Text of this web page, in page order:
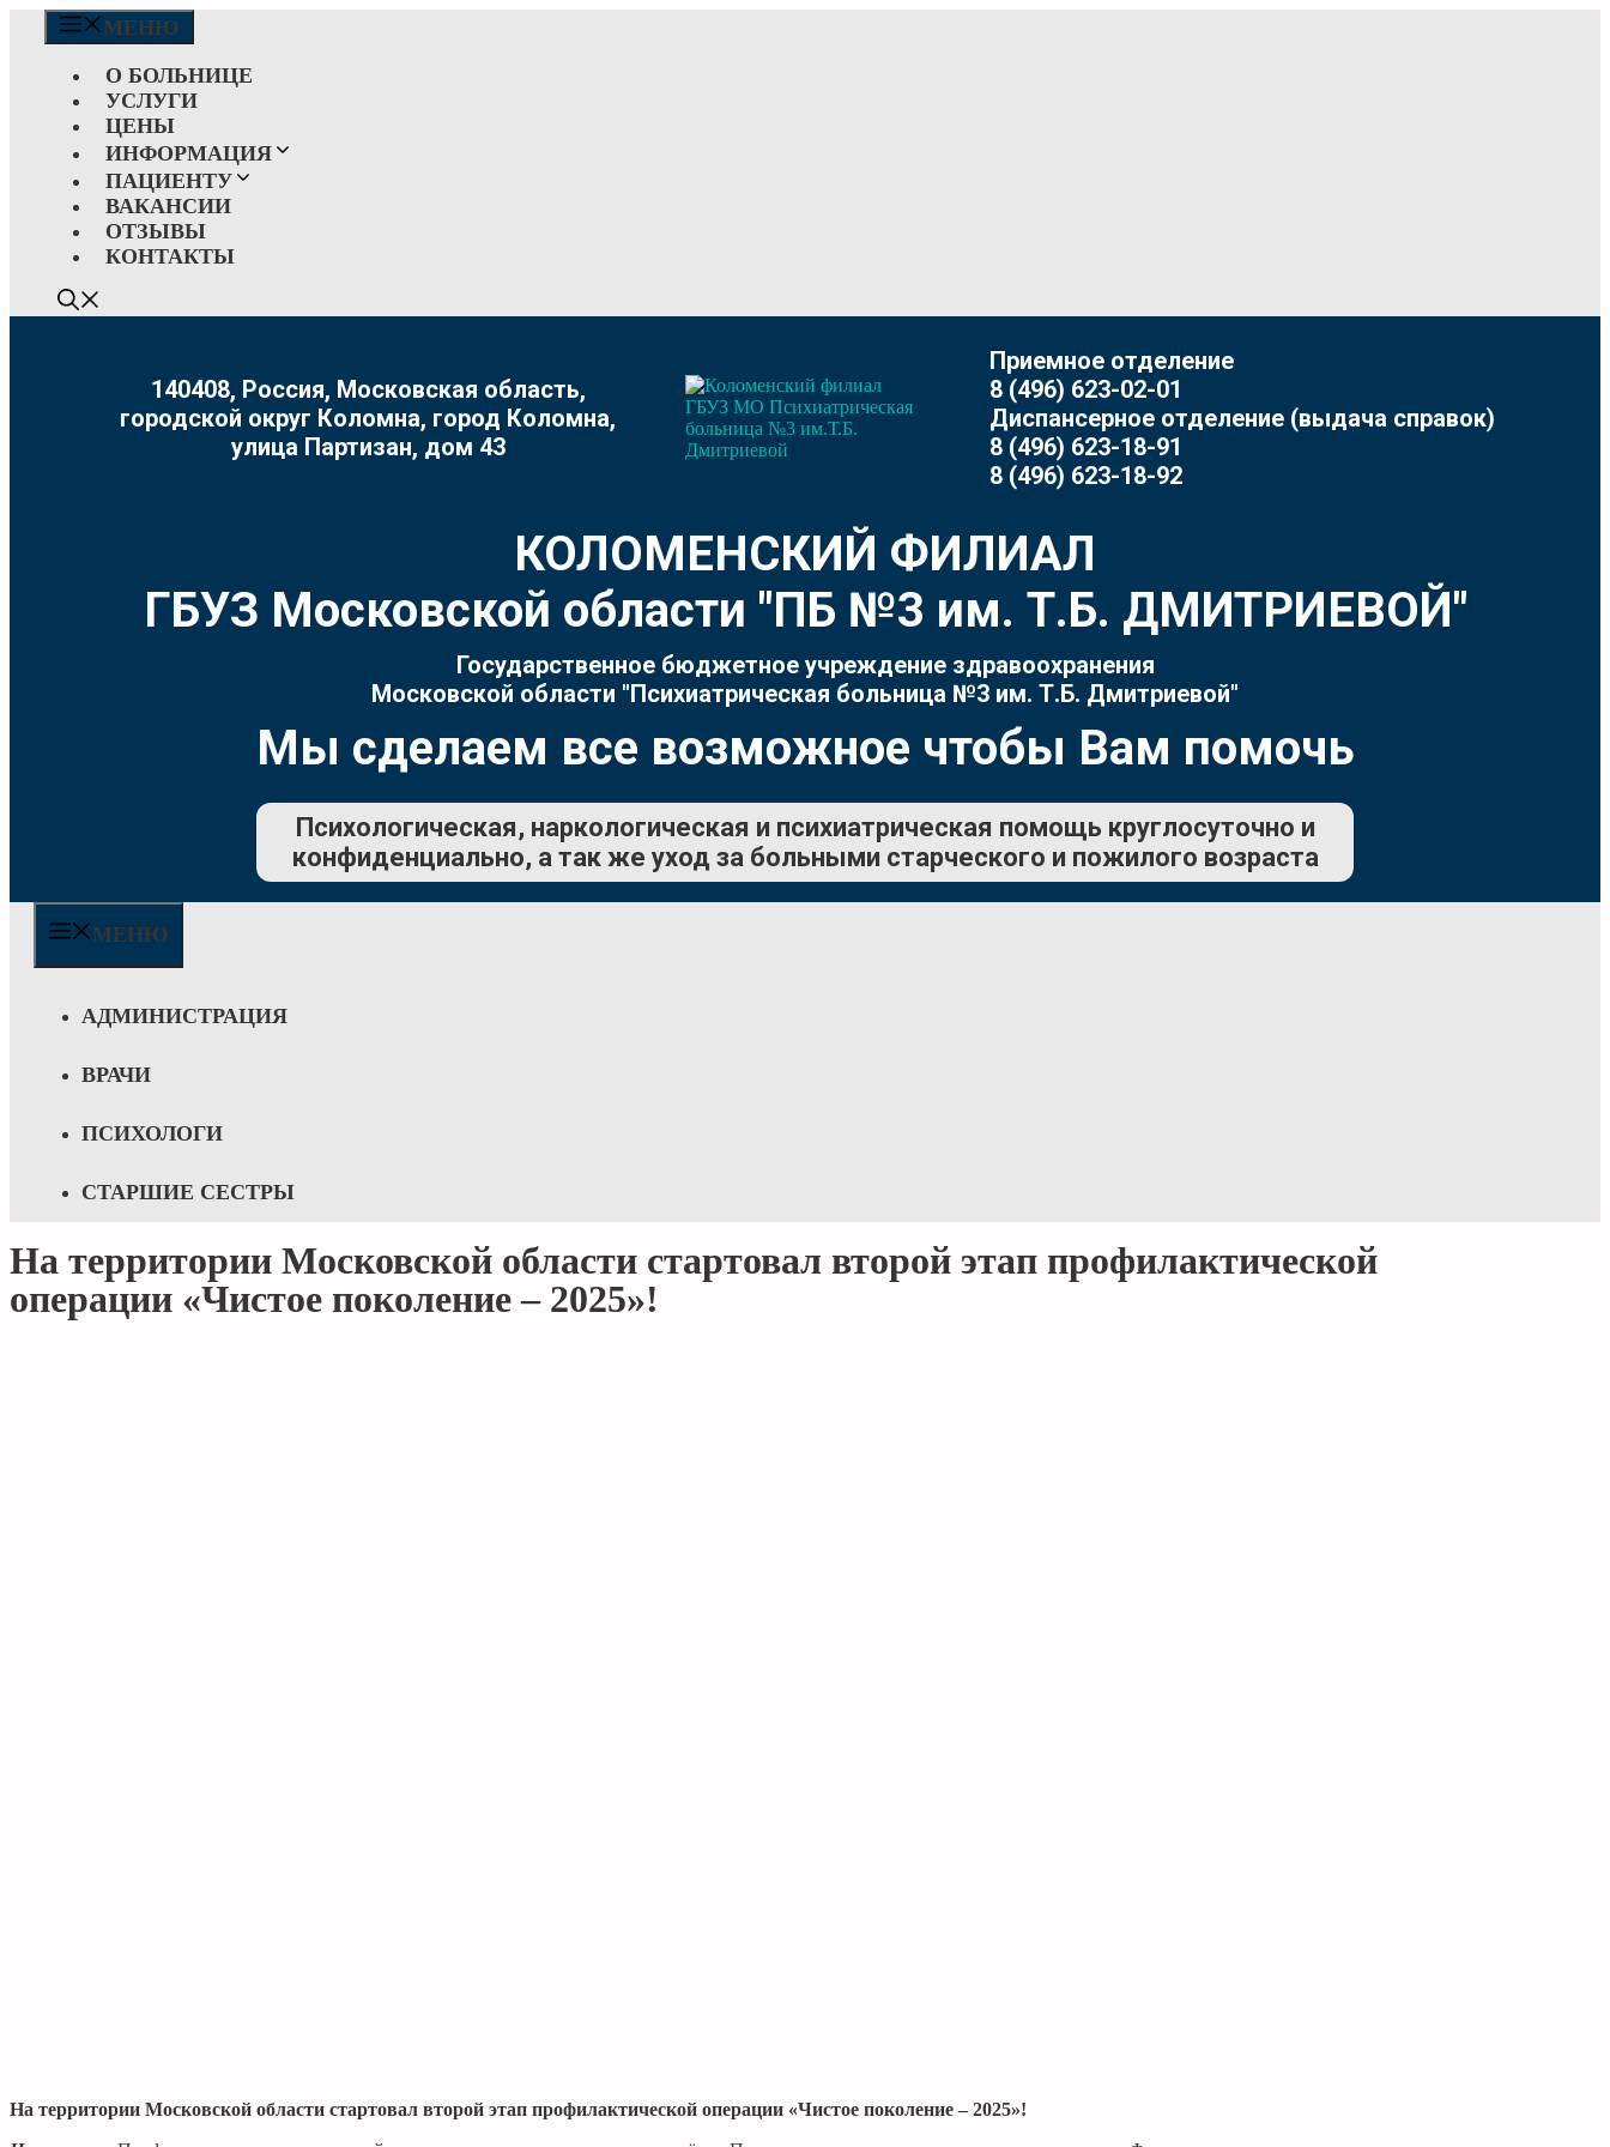
Перейти
МЕНЮ
О БОЛЬНИЦЕ
УСЛУГИ
ЦЕНЫ
ИНФОРМАЦИЯ
ПАЦИЕНТУ
ВАКАНСИИ
ОТЗЫВЫ
КОНТАКТЫ
140408, Россия, Московская область,
городской округ Коломна, город Коломна,
улица Партизан, дом 43
Приемное отделение
8 (496) 623-02-01
Диспансерное отделение (выдача справок)
8 (496) 623-18-91
8 (496) 623-18-92
КОЛОМЕНСКИЙ ФИЛИАЛ
ГБУЗ Московской области "ПБ №3 им. Т.Б. ДМИТРИЕВОЙ"
Государственное бюджетное учреждение здравоохранения
Московской области "Психиатрическая больница №3 им. Т.Б. Дмитриевой"
Мы сделаем все возможное чтобы Вам помочь
Психологическая, наркологическая и психиатрическая помощь круглосуточно и
конфиденциально, а так же уход за больными старческого и пожилого возраста
МЕНЮ
АДМИНИСТРАЦИЯ
ВРАЧИ
ПСИХОЛОГИ
СТАРШИЕ СЕСТРЫ
На территории Московской области стартовал второй этап профилактической
операции «Чистое поколение – 2025»!
На территории Московской области стартовал второй этап профилактической операции «Чистое поколение – 2025»!